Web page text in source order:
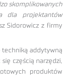
skomplikowanych
dla projektantów
Sidorowicz z firmy
addytywną
częścią narzędzi,
produktów